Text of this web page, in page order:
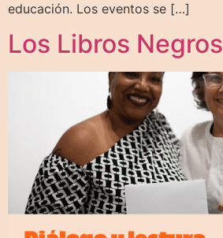
educación. Los eventos se […]
Los Libros Negros